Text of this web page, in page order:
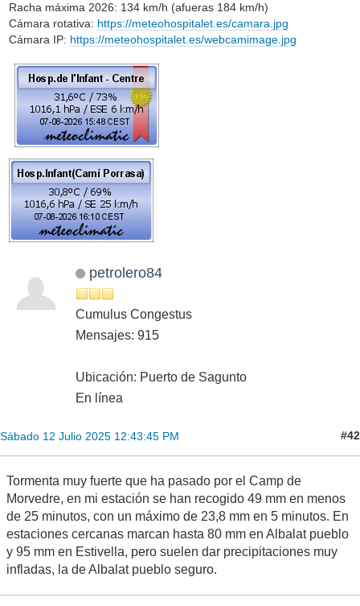
Racha máxima 2026: 134 km/h (afueras 184 km/h)
Cámara rotativa: https://meteohospitalet.es/camara.jpg
Cámara IP: https://meteohospitalet.es/webcamimage.jpg
petrolero84
Cumulus Congestus
Mensajes: 915
Ubicación: Puerto de Sagunto
En línea
Sábado 12 Julio 2025 12:43:45 PM #42
Tormenta muy fuerte que ha pasado por el Camp de
Morvedre, en mi estación se han recogido 49 mm en menos
de 25 minutos, con un máximo de 23,8 mm en 5 minutos. En
estaciones cercanas marcan hasta 80 mm en Albalat pueblo
y 95 mm en Estivella, pero suelen dar precipitaciones muy
infladas, la de Albalat pueblo seguro.